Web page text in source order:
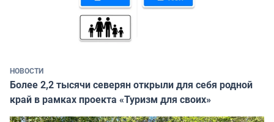
НОВОСТИ
Более 2,2 тысячи северян открыли для себя родной
край в рамках проекта «Туризм для своих»